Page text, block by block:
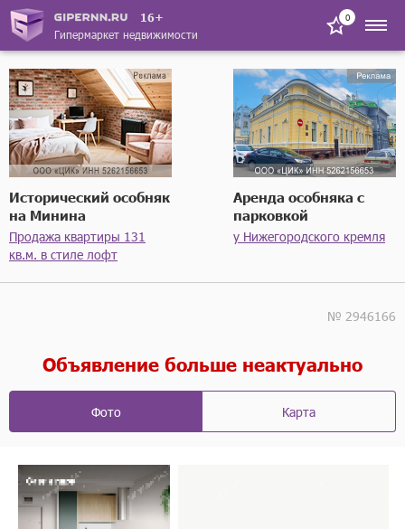
16+
Гипермаркет недвижимости
0
Исторический особняк
на Минина
Продажа квартиры 131
кв.м. в стиле лофт
Аренда особняка с
парковкой
у Нижегородского кремля
№ 2946166
Объявление больше неактуально
Фото Карта